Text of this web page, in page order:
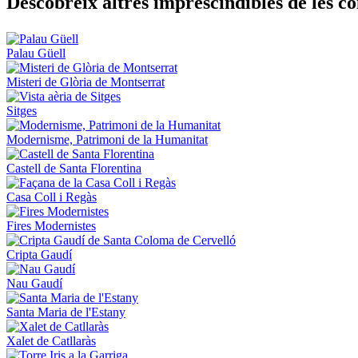
Palau Güell
Misteri de Glòria de Montserrat
Sitges
Modernisme, Patrimoni de la Humanitat
Castell de Santa Florentina
Casa Coll i Regàs
Fires Modernistes
Cripta Gaudí
Nau Gaudí
Santa Maria de l'Estany
Xalet de Catllaràs